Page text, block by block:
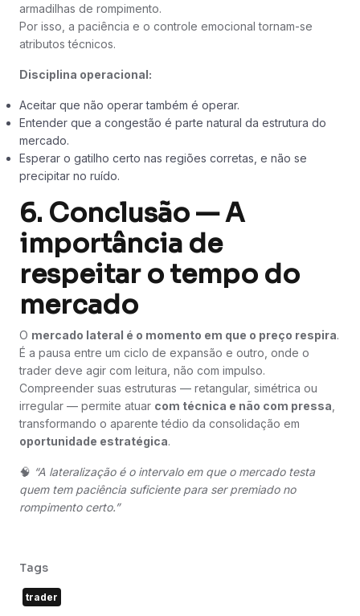
armadilhas de rompimento.
Por isso, a paciência e o controle emocional tornam-se
atributos técnicos.
Disciplina operacional:
Aceitar que não operar também é operar.
Entender que a congestão é parte natural da estrutura do
mercado.
Esperar o gatilho certo nas regiões corretas, e não se
precipitar no ruído.
6. Conclusão — A
importância de
respeitar o tempo do
mercado
O mercado lateral é o momento em que o preço respira.
É a pausa entre um ciclo de expansão e outro, onde o
trader deve agir com leitura, não com impulso.
Compreender suas estruturas — retangular, simétrica ou
irregular — permite atuar com técnica e não com pressa
transformando o aparente tédio da consolidação em
oportunidade estratégica.
🧠 “A lateralização é o intervalo em que o mercado testa
quem tem paciência suficiente para ser premiado no
rompimento certo.”
Tags
trader